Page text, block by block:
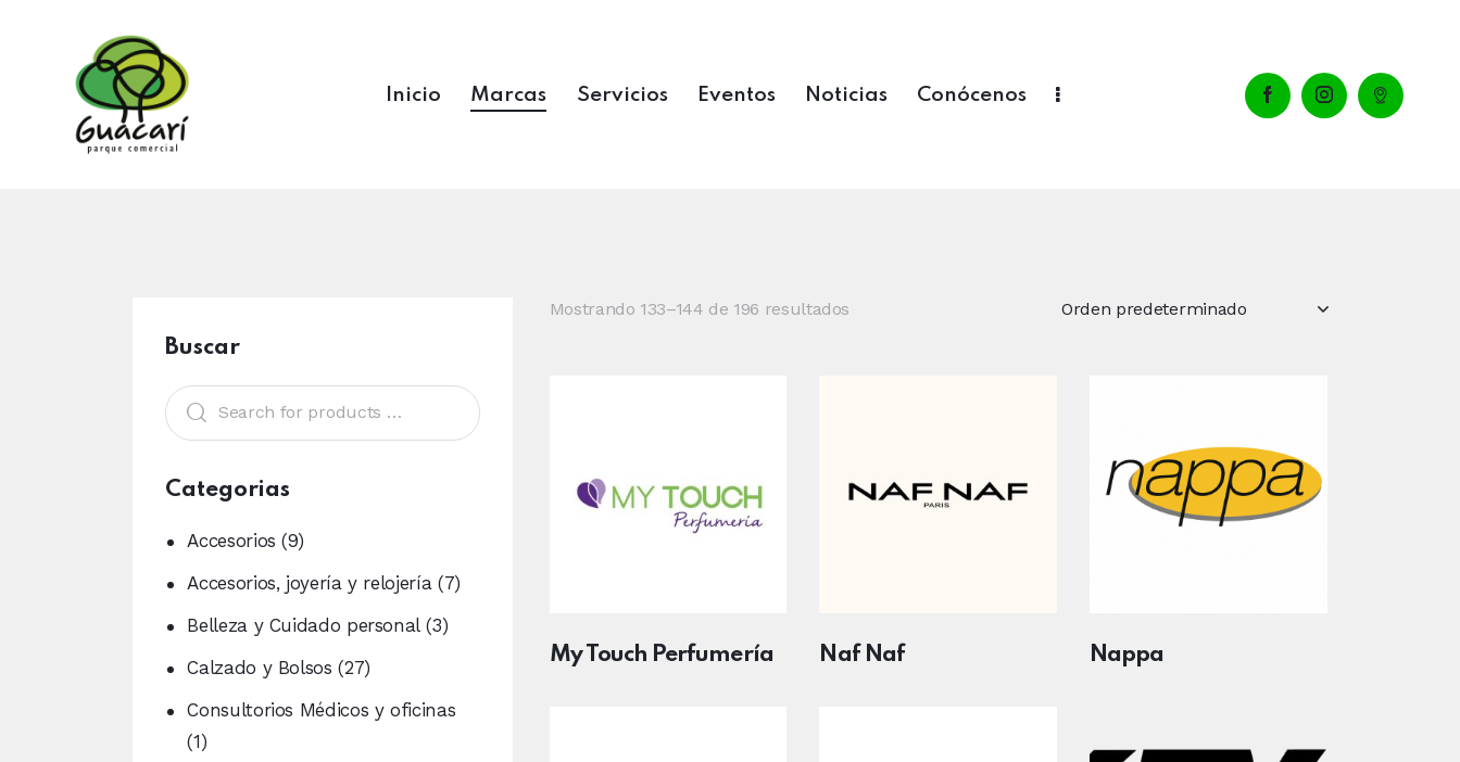
Inicio Marcas Servicios Eventos Noticias Conócenos
Mostrando 133–144 de 196 resultados
My Touch Perfumería Naf Naf Nappa
Buscar
Categorias
Accesorios (9)
Accesorios, joyería y relojería (7)
Belleza y Cuidado personal (3)
Calzado y Bolsos (27)
Consultorios Médicos y oficinas
(1)